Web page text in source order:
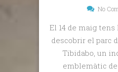
No
El 14 de maig
descobrir el parc
Tibidabo, un
emblemàtic